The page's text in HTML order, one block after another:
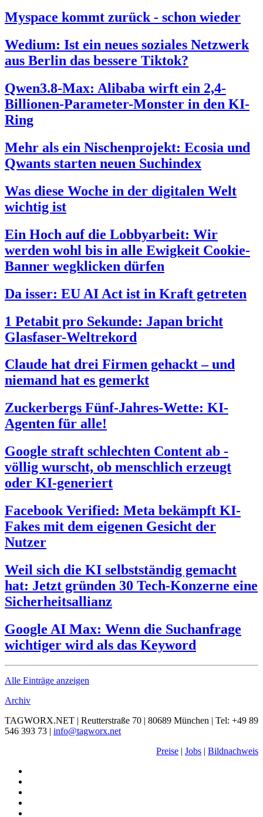
Myspace kommt zurück - schon wieder
Wedium: Ist ein neues soziales Netzwerk
aus Berlin das bessere Tiktok?
Qwen3.8-Max: Alibaba wirft ein 2,4-
Billionen-Parameter-Monster in den KI-
Ring
Mehr als ein Nischenprojekt: Ecosia und
Qwants starten neuen Suchindex
Was diese Woche in der digitalen Welt
wichtig ist
Ein Hoch auf die Lobbyarbeit: Wir
werden wohl bis in alle Ewigkeit Cookie-
Banner wegklicken dürfen
Da isser: EU AI Act ist in Kraft getreten
1 Petabit pro Sekunde: Japan bricht
Glasfaser-Weltrekord
Claude hat drei Firmen gehackt – und
niemand hat es gemerkt
Zuckerbergs Fünf-Jahres-Wette: KI-
Agenten für alle!
Google straft schlechten Content ab -
völlig wurscht, ob menschlich erzeugt
oder KI-generiert
Facebook Verified: Meta bekämpft KI-
Fakes mit dem eigenen Gesicht der
Nutzer
Weil sich die KI selbstständig gemacht
hat: Jetzt gründen 30 Tech-Konzerne eine
Sicherheitsallianz
Google AI Max: Wenn die Suchanfrage
wichtiger wird als das Keyword
Alle Einträge anzeigen
Archiv
TAGWORX.NET | Reutterstraße 70 | 80689 München | Tel: +49 89
546 393 73 | info@tagworx.net
Preise | Jobs | Bildnachweis